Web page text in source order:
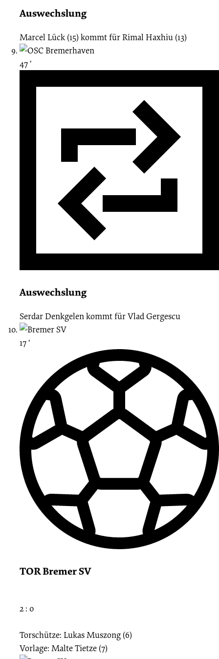
Auswechslung
Marcel Lück (15)kommt fürRimal Haxhiu (13)
47 ′
Auswechslung
Serdar Denkgelenkommt fürVlad Gergescu
17 ′
TOR Bremer SV
2 : 0
Torschütze: Lukas Muszong (6)
Vorlage: Malte Tietze (7)